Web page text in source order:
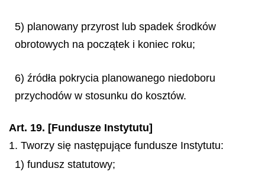
5) planowany przyrost lub spadek środków
obrotowych na początek i koniec roku;
6) źródła pokrycia planowanego niedoboru
przychodów w stosunku do kosztów.
Art. 19. [Fundusze Instytutu]
1. Tworzy się następujące fundusze Instytutu:
1) fundusz statutowy;